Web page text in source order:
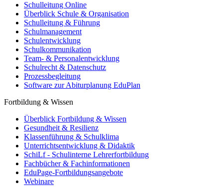
Schulleitung Online
Überblick Schule & Organisation
Schulleitung & Führung
Schulmanagement
Schulentwicklung
Schulkommunikation
Team- & Personalentwicklung
Schulrecht & Datenschutz
Prozessbegleitung
Software zur Abiturplanung EduPlan
Fortbildung & Wissen
Überblick Fortbildung & Wissen
Gesundheit & Resilienz
Klassenführung & Schulklima
Unterrichtsentwicklung & Didaktik
SchiLf - Schulinterne Lehrerfortbildung
Fachbücher & Fachinformationen
EduPage-Fortbildungsangebote
Webinare